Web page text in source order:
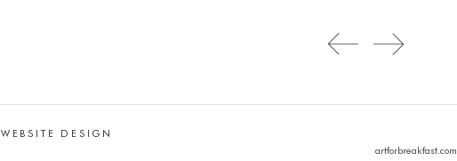
WEBSITE DESIGN
artforbreakfast.com